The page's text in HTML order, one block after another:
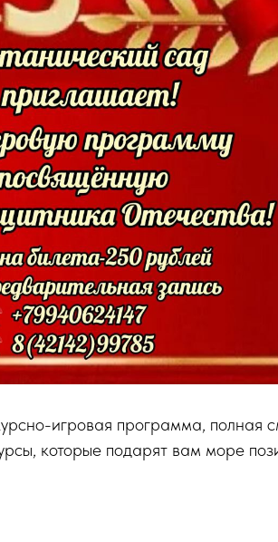
игровая программа, полная
которые подарят вам море